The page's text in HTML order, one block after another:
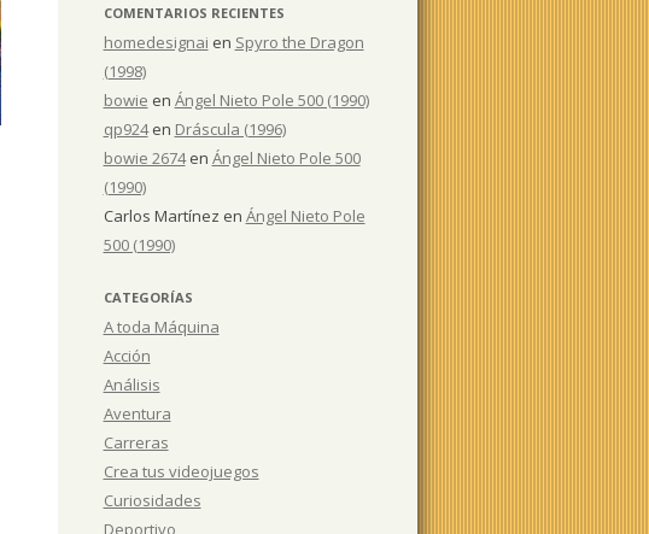
COMENTARIOS RECIENTES
homedesignai en Spyro the Dragon
(1998)
bowie en Ángel Nieto Pole 500 (1990)
qp924en Dráscula (1996)
bowie 2674en Ángel Nieto Pole 500
(1990)
Carlos Martínez en Ángel Nieto Pole
500 (1990)
CATEGORÍAS
A toda Máquina
Acción
Análisis
Aventura
Carreras
Crea tus videojuegos
Curiosidades
Deportivo